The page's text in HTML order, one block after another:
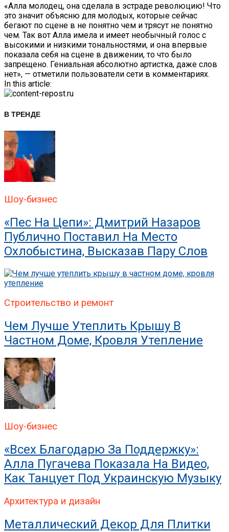
«Алла молодец, она сделала в эстраде революцию! Что
это значит объясню для молодых, которые сейчас
бегают по сцене в не понятно чем и трясут не понятно
чем. Так вот Алла имела и имеет необычный голос с
высокими и низкими тональностями, и она впервые
показала себя на сцене в движении, то что было
запрещено. Гениальная абсолютно артистка, даже слов
нет», — отметили пользователи сети в комментариях.
In this article:
В ТРЕНДЕ
Шоу-бизнес
«Пес На Цепи»: Дмитрий Назаров
Публично Поставил На Место
Охлобыстина, Высказав Пару Слов
Строительство и ремонт
Чем Лучше Утеплить Крышу В
Частном Доме, Кровля Утепление
Шоу-бизнес
«Всех Благодарю За Поддержку»:
Алла Пугачева Показала На Видео,
Как Танцует Под Украинскую Музыку
Архитектура и дизайн
Металлический Декор Для Плитки